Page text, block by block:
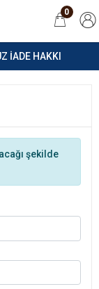
İADE HAKKI
0
şekilde